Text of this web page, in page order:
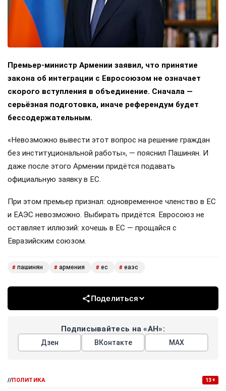
Премьер-министр Армении заявил, что принятие
закона об интеграции с Евросоюзом не означает
скорого вступления в объединение. Сначала —
серьёзная подготовка, иначе референдум будет
бессодержательным.
«Невозможно вывести этот вопрос на решение граждан
без институциональной работы», — пояснил Пашинян. И
даже после этого Армении придётся подавать
официальную заявку в ЕС.
При этом премьер признал: одновременное членство в ЕС
и ЕАЭС невозможно. Выбирать придётся. Евросоюз не
оставляет иллюзий: хочешь в ЕС — прощайся с
Евразийским союзом.
# пашинян # армения # ес # еаэс
Поделиться
Подписывайтесь на «АН»:
Дзен ВКонтакте МАХ
//ПОЛИТИКА 13+